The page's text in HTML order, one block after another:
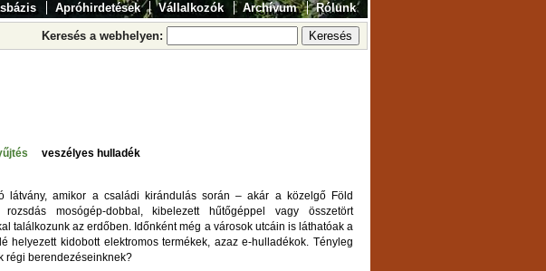
Apróhirdetések Vállalkozók Archívum Rólunk
Keresés a webhelyen:
veszélyes hulladék
látvány, amikor a családi kirándulás során – akár a közelgő Föld
mosógép-dobbal, kibelezett hűtőgéppel vagy összetört
találkozunk az erdőben. Időnként még a városok utcáin is láthatóak a
helyezett kidobott elektromos termékek, azaz e-hulladékok. Tényleg
régi berendezéseinknek?